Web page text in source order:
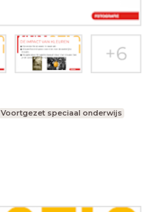
Voortgezet speciaal onderwijs